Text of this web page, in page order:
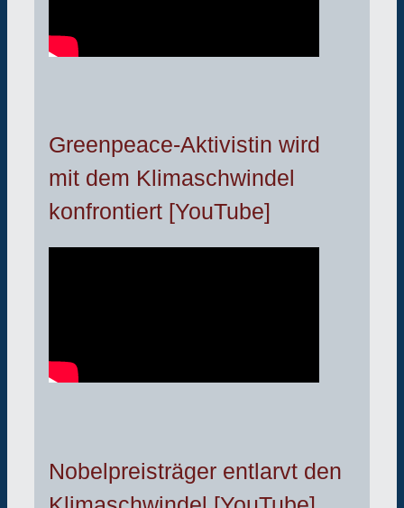
Greenpeace-Aktivistin wird
mit dem Klimaschwindel
konfrontiert [YouTube]
Nobelpreisträger entlarvt den